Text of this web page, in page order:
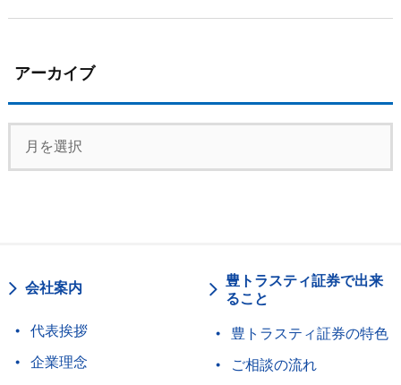
アーカイブ
会社案内
代表挨拶
企業理念
豊トラスティ証券で出来
ること
豊トラスティ証券の特色
ご相談の流れ